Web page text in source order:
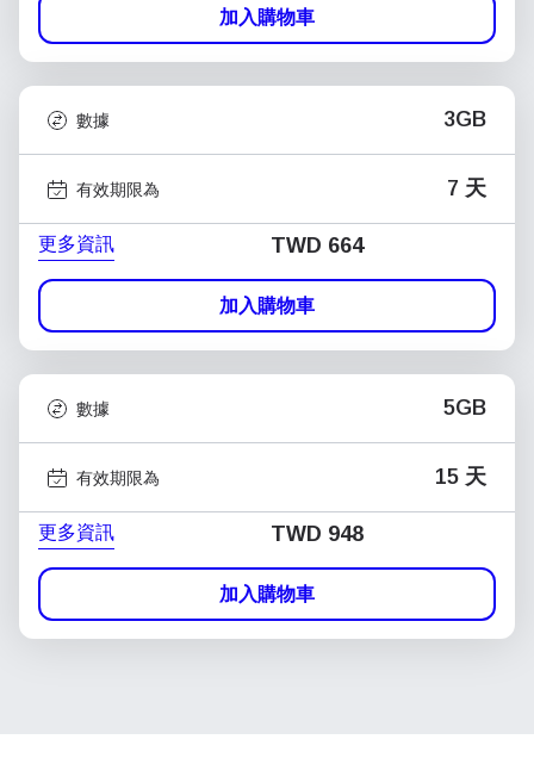
加入購物車
數據 3GB
有效期限為 7 天
更多資訊 TWD 664
加入購物車
數據 5GB
有效期限為 15 天
更多資訊 TWD 948
加入購物車